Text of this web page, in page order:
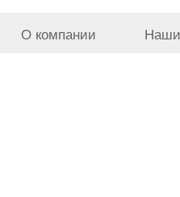
О компании